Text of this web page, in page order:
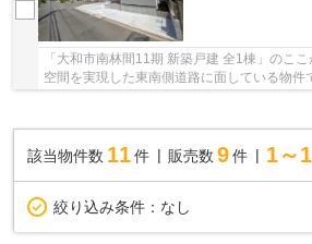
「大和市南林間11期 新築戸建 全1棟」のこ
空間を実現した東南側道路に面している物件
該当物件数 11件 販売数 9 件 1～
絞り込み条件： なし